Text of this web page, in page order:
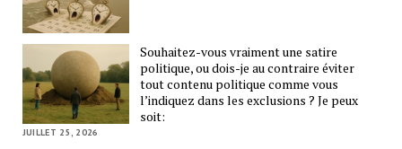
Souhaitez-vous vraiment une satire
politique, ou dois-je au contraire éviter
tout contenu politique comme vous
l’indiquez dans les exclusions ? Je peux
soit:
JUILLET 25, 2026